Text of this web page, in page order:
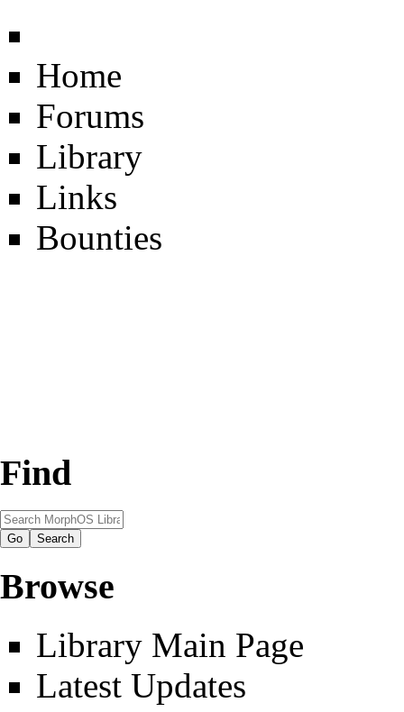
Home
Forums
Library
Links
Bounties
Find
Browse
Library Main Page
Latest Updates